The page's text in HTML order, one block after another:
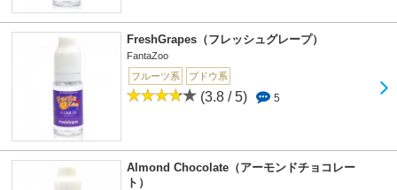
FreshGrapes（フレッシュグレープ）
FantaZoo
フルーツ系
ブドウ系
(3.8 / 5) 5
Almond Chocolate（アーモンドチョコレー
ト）